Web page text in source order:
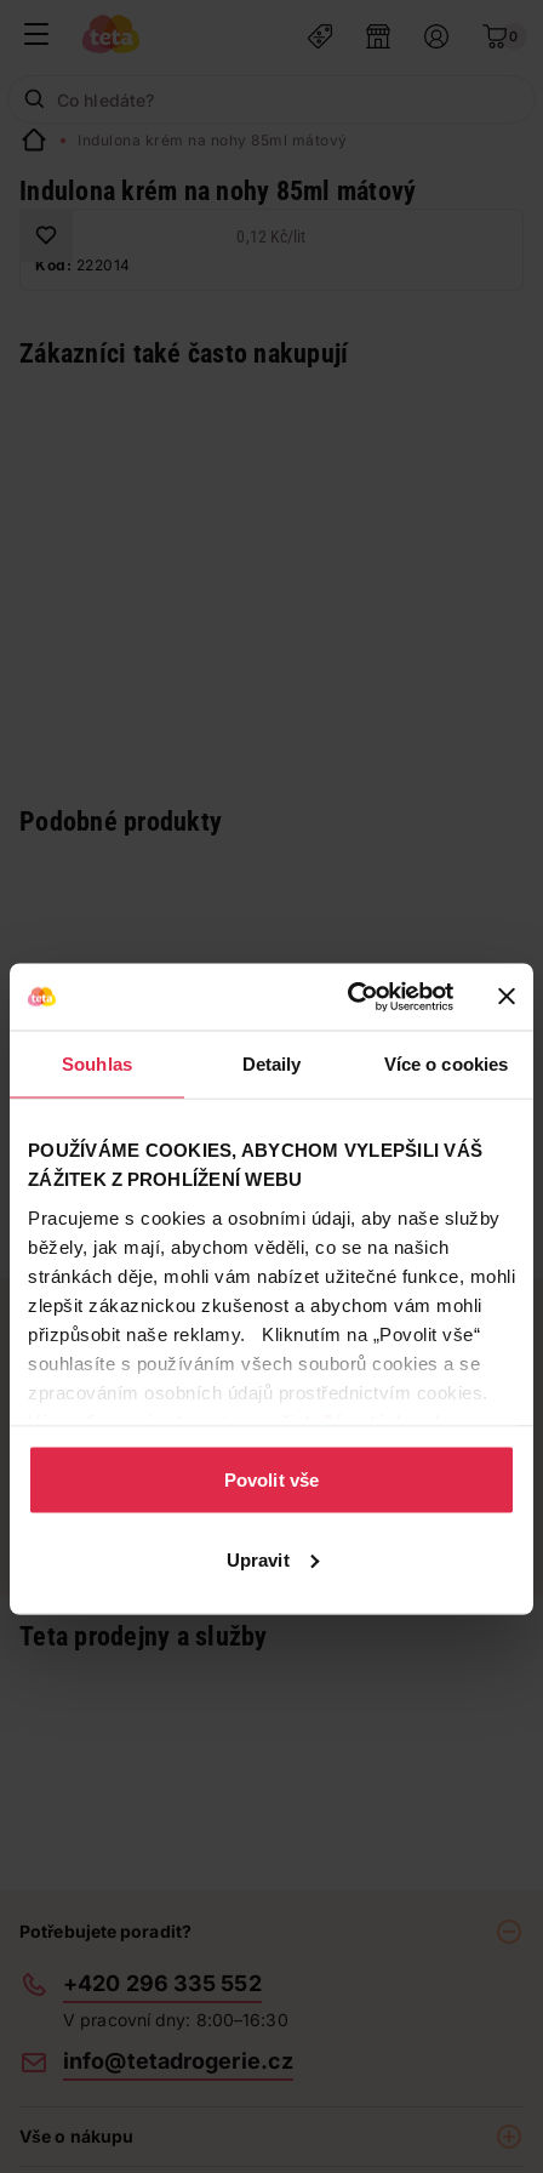
Souhlas Detaily Více o cookies
POUŽÍVÁME COOKIES, ABYCHOM VYLEPŠILI VÁŠ
ZÁŽITEK Z PROHLÍŽENÍ WEBU
Pracujeme s cookies a osobními údaji, aby naše služby
běžely, jak mají, abychom věděli, co se na našich
stránkách děje, mohli vám nabízet užitečné funkce, mohli
zlepšit zákaznickou zkušenost a abychom vám mohli
přizpůsobit naše reklamy. Kliknutím na „Povolit vše“
souhlasíte s používáním všech souborů cookies a se
zpracováním osobních údajů prostřednictvím cookies.
osobních údajů.
Povolit vše
Upravit
0
Indulona krém na nohy 85ml mátový
Indulona krém na nohy 85ml mátový
0,12 Kč/ lit
Kód: 222014
Zákazníci také často nakupují
Podobné produkty
Doručení zdarma
při nákupu nad 1 200 Kč
Věrnostní slevy
ušetřete s Teta klubem
Vyzvednutí na
Široká síť prodejen
Teta prodejny a služby
Potřebujete poradit?
+420 296 335 552
V pracovní dny: 8:00–16:30
info@tetadrogerie.cz
Vše o nákupu